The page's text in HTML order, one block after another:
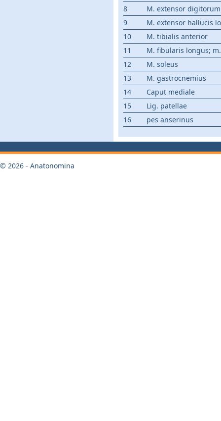
8
M. extensor
9
M. extensor hallucis
10
M. tibialis anterior
11
M. fibularis longus;
12
M. soleus
13
M. gastrocnemius
14
Caput mediale
15
Lig. patellae
16
pes anserinus
© 2026 - Anatonomina